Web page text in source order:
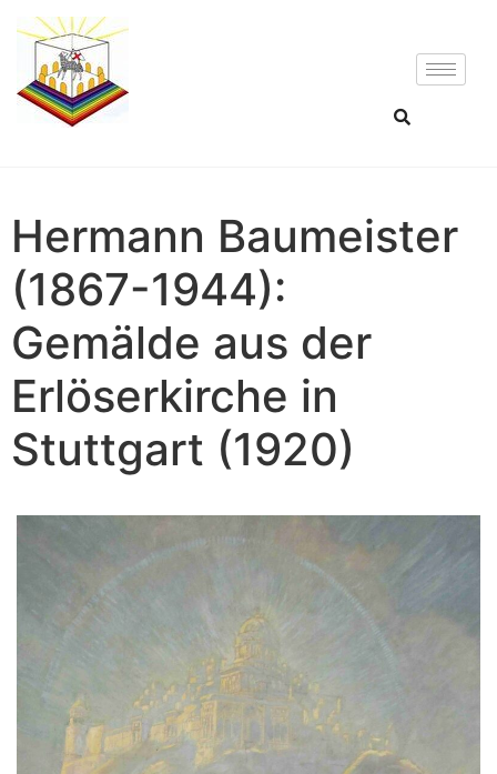
Hermann Baumeister
(1867-1944):
Gemälde aus der
Erlöserkirche in
Stuttgart (1920)